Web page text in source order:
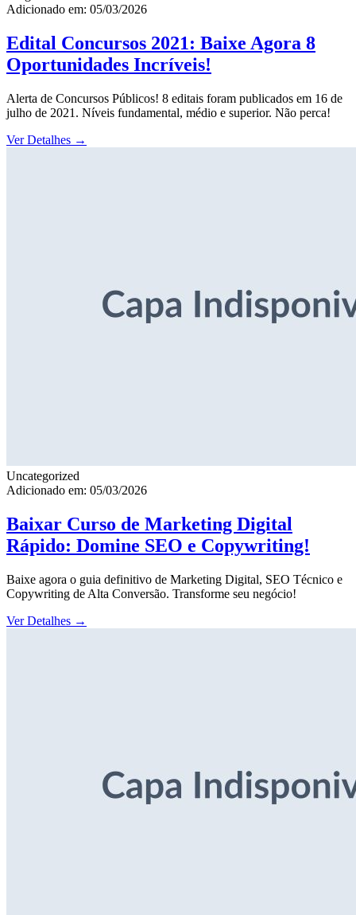
Adicionado em: 05/03/2026
Edital Concursos 2021: Baixe Agora 8
Oportunidades Incríveis!
Alerta de Concursos Públicos! 8 editais foram publicados em 16 de
julho de 2021. Níveis fundamental, médio e superior. Não perca!
Ver Detalhes →
Uncategorized
Adicionado em: 05/03/2026
Baixar Curso de Marketing Digital
Rápido: Domine SEO e Copywriting!
Baixe agora o guia definitivo de Marketing Digital, SEO Técnico e
Copywriting de Alta Conversão. Transforme seu negócio!
Ver Detalhes →